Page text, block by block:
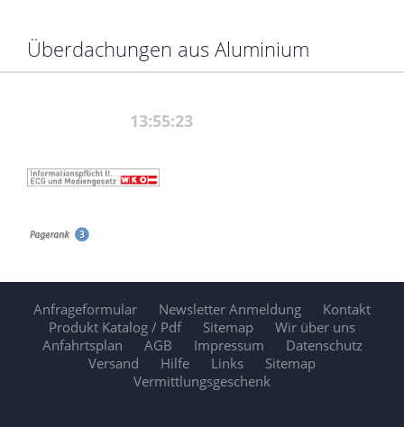
Überdachungen aus Aluminium
Anfrageformular Newsletter Anmeldung
Kontakt
Produkt Katalog / Pdf
Sitemap
Wir über uns
Anfahrtsplan
AGB Impressum
Datenschutz
Versand
Hilfe Links
Sitemap
Vermittlungsgeschenk